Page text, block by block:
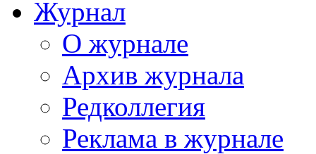
Журнал
О журнале
Архив журнала
Редколлегия
Реклама в журнале